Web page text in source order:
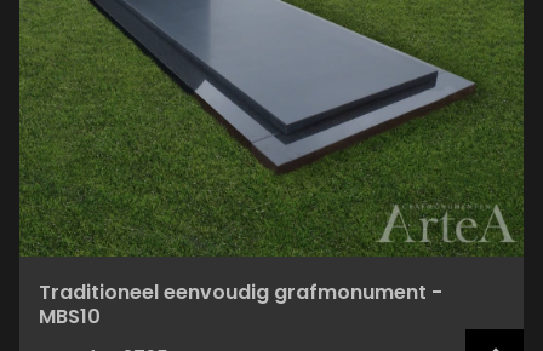
Traditioneel eenvoudig grafmonument -
MBS10